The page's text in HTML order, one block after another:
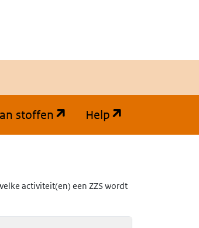
stoffen (opent in een nieuw
Help
activiteit(en) een ZZS wordt